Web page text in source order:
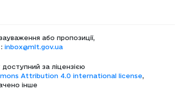
або пропозиції,
inbox@mlt.gov.ua
за ліцензією
Attribution 4.0 international license,
інше